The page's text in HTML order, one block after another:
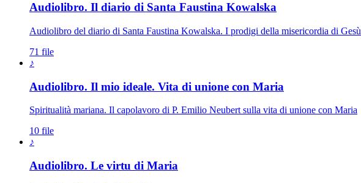
Audiolibro. Il diario di Santa Faustina Kowalska
Audiolibro del diario di Santa Faustina Kowalska. I prodigi della misericordia di Gesù
71 file
♪
Audiolibro. Il mio ideale. Vita di unione con Maria
Spiritualità mariana. Il capolavoro di P. Emilio Neubert sulla vita di unione con Maria
10 file
♪
Audiolibro. Le virtu di Maria